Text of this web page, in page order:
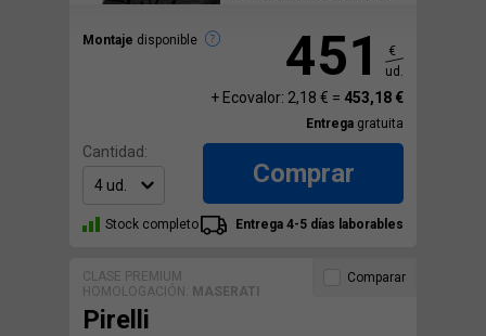
Montaje disponible 451
€
ud.
+ Ecovalor: 2,18 € = 453,18 €
Entrega gratuita
Cantidad:
Comprar
Stock completo Entrega 4-5 días laborables
CLASE PREMIUM
HOMOLOGACIÓN: MASERATI
Pirelli
Comparar